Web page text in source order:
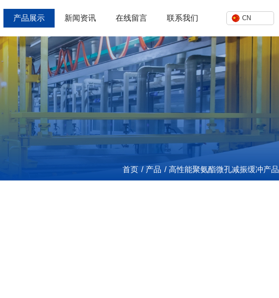
产品展示 新闻资讯 在线留言 联系我们 CN
首页 / 产品 / 高性能聚氨酯微孔减振缓冲产品